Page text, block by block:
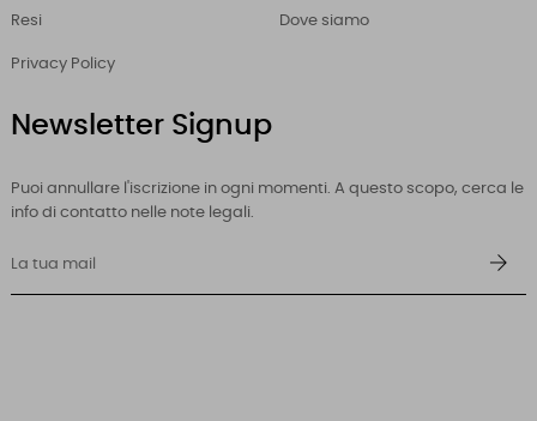
Resi
Privacy Policy
Dove siamo
Newsletter Signup
Puoi annullare l'iscrizione in ogni momenti. A questo scopo, cerca le
info di contatto nelle note legali.